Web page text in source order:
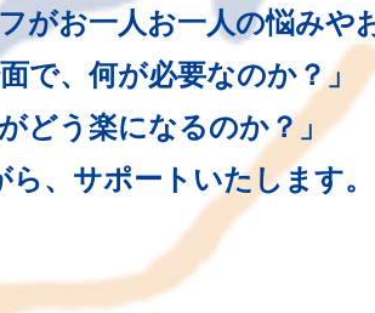
がお一人お一人の悩みや
で、何が必要なのか？」
どう楽になるのか？」
、サポートいたします。